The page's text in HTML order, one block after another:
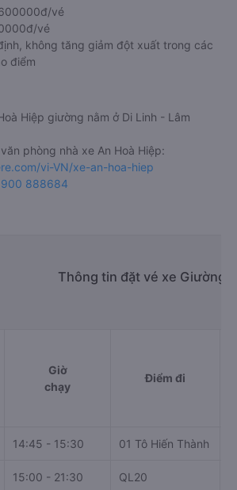
vé
vé
không tăng giảm đột xuất trong các
điểm
Hiệp giường nằm ở Di Linh - Lâm
phòng nhà xe An Hoà Hiệp:
vi-VN/xe-an-hoa-hiep
888684
Thông tin đặt vé xe Giường
Giờ
chạy
Điểm đi
14:45 - 15:30 01 Tô Hiến Thành
15:00 - 21:30 QL20